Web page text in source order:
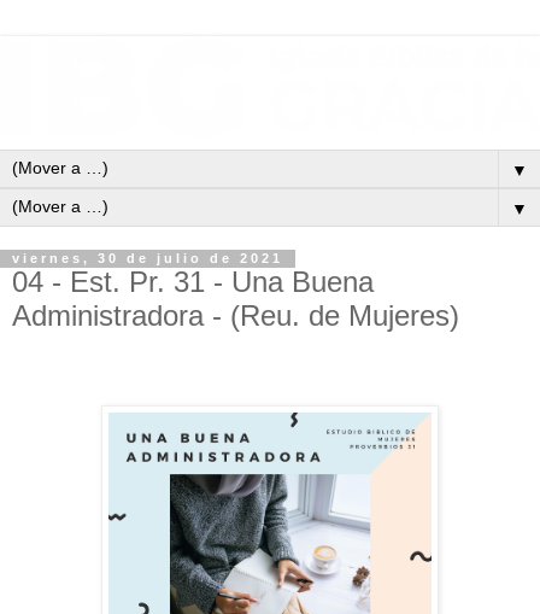
▼
▼
viernes, 30 de julio de 2021
04 - Est. Pr. 31 - Una Buena
Administradora - (Reu. de Mujeres)